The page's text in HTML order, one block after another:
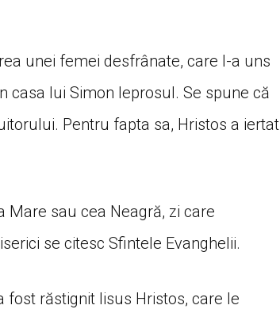
unei femei desfrânate, care l-a uns
casa lui Simon leprosul. Se spune că
Pentru fapta sa, Hristos a iertat
sau cea Neagră, zi care
se citesc Sfintele Evanghelii.
fost răstignit Iisus Hristos, care le